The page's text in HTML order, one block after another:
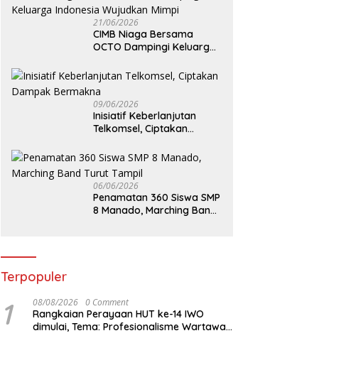
21/06/2026
CIMB Niaga Bersama
OCTO Dampingi Keluarga
09/06/2026
Inisiatif Keberlanjutan
Telkomsel, Ciptakan
06/06/2026
Penamatan 360 Siswa SMP
8 Manado, Marching Band
Terpopuler
1 08/08/2026 0 Comment
Rangkaian Perayaan HUT ke-14 IWO
dimulai, Tema: Profesionalisme Wartawan